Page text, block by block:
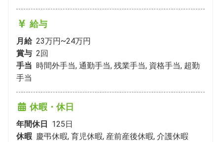
給与
月給 23万円~24万円
賞与 2回
手当 時間外手当, 通勤手当, 残業手当, 資格手当, 超勤
手当
休暇・休日
年間休日 125日
休暇 慶弔休暇, 育児休暇, 産前産後休暇, 介護休暇